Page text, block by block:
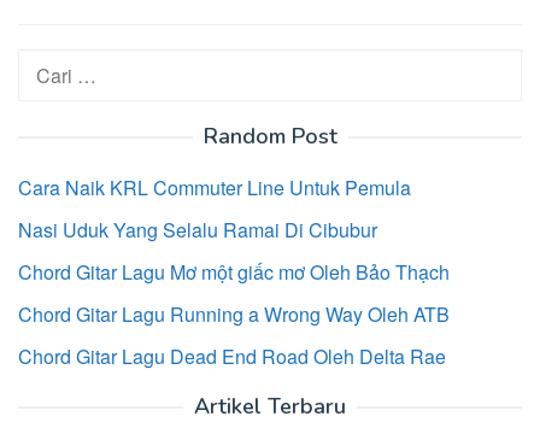
Cari
untuk:
Random Post
Cara Naik KRL Commuter Line Untuk Pemula
Nasi Uduk Yang Selalu Ramai Di Cibubur
Chord Gitar Lagu Mơ một giấc mơ Oleh Bảo Thạch
Chord Gitar Lagu Running a Wrong Way Oleh ATB
Chord Gitar Lagu Dead End Road Oleh Delta Rae
Artikel Terbaru